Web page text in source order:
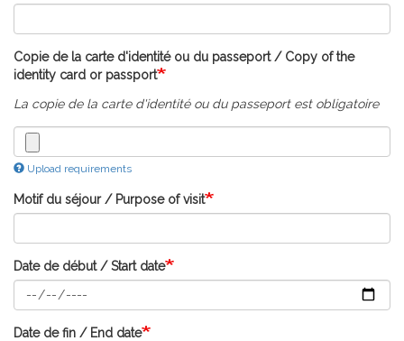
Copie de la carte d'identité ou du passeport / Copy of the
identity card or passport
La copie de la carte d'identité ou du passeport est obligatoire
Upload requirements
Motif du séjour / Purpose of visit
Date de début / Start date
Date de fin / End date